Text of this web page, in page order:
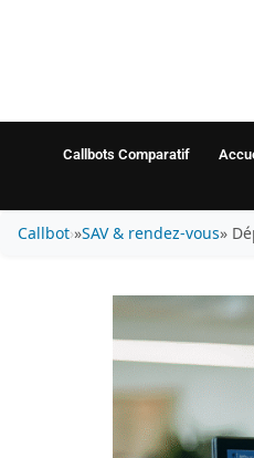
Callbots Comparatif
Callbot »SAV & rendez-vous»